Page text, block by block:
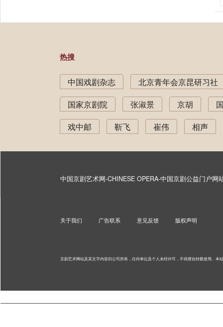
热搜
中国戏剧杂志
北京青年会京昆研习社
国家京剧院
张淑景 京胡
戏中邮
靳飞 崔伟 相声
中国京剧艺术网-CHINESE OPERA-中国京剧公益门户网
关于我们 广告联系 意见反馈 版权声明
京剧艺术网站及其文字内容归公司所有，任何单位及个人未经许可，不得擅自转载使用。 本